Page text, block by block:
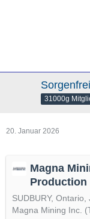
Sorgenfrei
31000g
20. Januar 2026
Magna
Production
SUDBURY,
Magna Mining Inc.